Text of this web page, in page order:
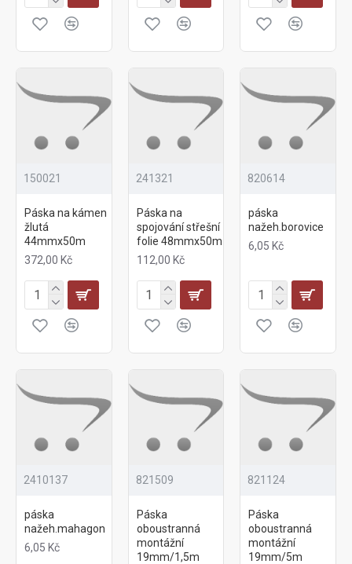
150021
Páska na kámen
žlutá
44mmx50m
372,00 Kč
241321
Páska na
spojování střešní
folie 48mmx50m
112,00 Kč
820614
páska
nažeh.borovice
6,05 Kč
2410137
páska
nažeh.mahagon
6,05 Kč
821509
Páska
oboustranná
montážní
19mm/1,5m
821124
Páska
oboustranná
montážní
19mm/5m